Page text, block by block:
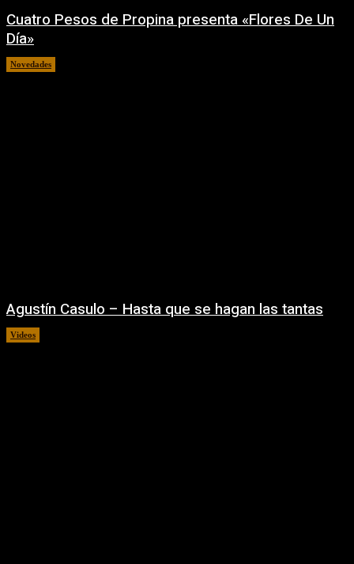
Cuatro Pesos de Propina presenta «Flores De Un
Día»
Novedades
Agustín Casulo – Hasta que se hagan las tantas
Videos